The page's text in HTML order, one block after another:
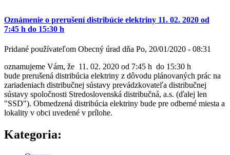
Oznámenie o prerušení distribúcie elektriny 11. 02. 2020 od
7:45 h do 15:30 h
Pridané používateľom Obecný úrad dňa Po, 20/01/2020 - 08:31
oznamujeme Vám, že 11. 02. 2020 od 7:45 h do 15:30 h
bude prerušená distribúcia elektriny z dôvodu plánovaných prác na
zariadeniach distribučnej sústavy prevádzkovateľa distribučnej
sústavy spoločnosti Stredoslovenská distribučná, a.s. (ďalej len
"SSD"). Obmedzená distribúcia elektriny bude pre odberné miesta a
lokality v obci uvedené v prílohe.
Kategoria: